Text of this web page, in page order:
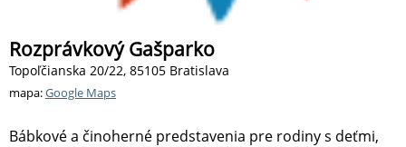
Rozprávkový Gašparko
Topoľčianska 20/22, 85105 Bratislava
mapa:Google Maps
Bábkové a činoherné predstavenia pre rodiny s deťmi,